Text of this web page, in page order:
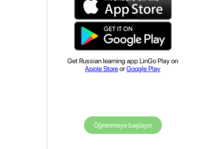
Get Russian learning app LinGo Play on
Apple StoreorGoogle Play
Öğrenmeye başlayın